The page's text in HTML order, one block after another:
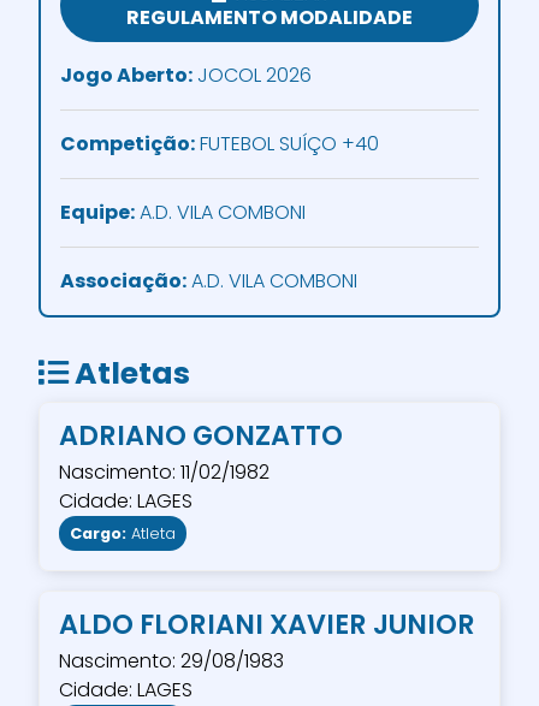
Atletas
ADRIANO GONZATTO
Nascimento: 11/02/1982
Cidade: LAGES
Cargo: Atleta
ALDO FLORIANI XAVIER JUNIOR
Nascimento: 29/08/1983
Cidade: LAGES
REGULAMENTO MODALIDADE
Jogo Aberto: JOCOL 2026
Competição:FUTEBOL SUÍÇO +40
Equipe:A.D. VILA COMBONI
Associação:A.D. VILA COMBONI